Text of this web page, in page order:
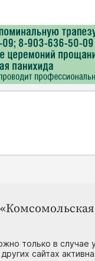
только в
сайтах